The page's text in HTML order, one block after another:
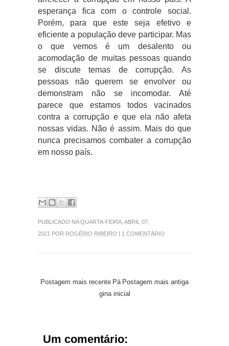
esperança fica com o controle social.
Porém, para que este seja efetivo e
eficiente a população deve participar. Mas
o que vemos é um desalento ou
acomodação de muitas pessoas quando
se discute temas de corrupção. As
pessoas não querem se envolver ou
demonstram não se incomodar. Até
parece que estamos todos vacinados
contra a corrupção e que ela não afeta
nossas vidas. Não é assim. Mais do que
nunca precisamos combater a corrupção
em nosso país.
PUBLICADO NA QUARTA-FEIRA, ABRIL 07,
2021 POR ROGÉRIO RIBEIRO | 1 COMENTÁRIO
Postagem mais recente Postagem mais antiga
Pá
gina inicial
Um comentário: